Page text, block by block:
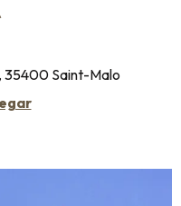
35400 Saint-Malo